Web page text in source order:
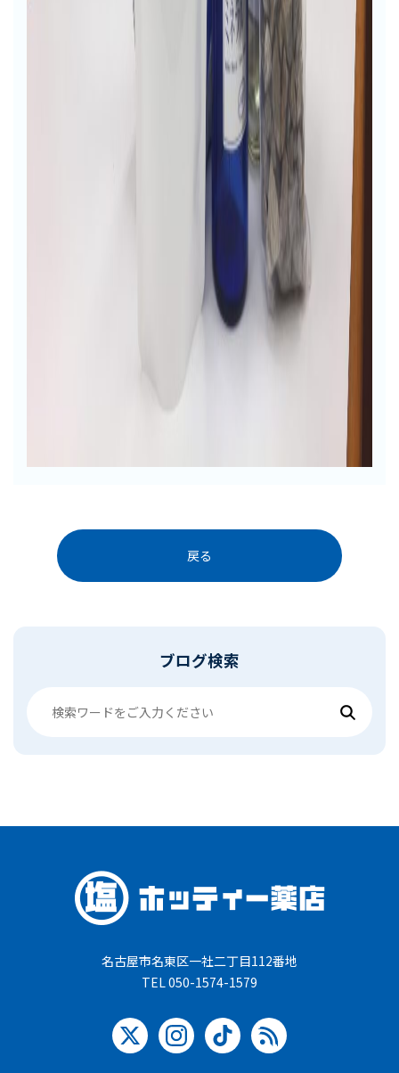
戻る
ブログ検索
名古屋市名東区一社二丁目112番地
TEL 050-1574-1579